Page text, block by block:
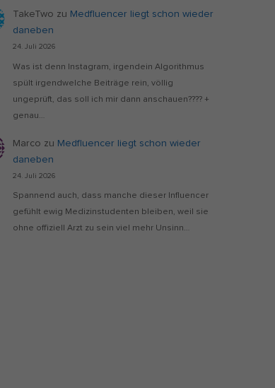
TakeTwo zu Medfluencer liegt schon wieder
daneben
24. Juli 2026
Was ist denn Instagram, irgendein Algorithmus
spült irgendwelche Beiträge rein, völlig
ungeprüft, das soll ich mir dann anschauen???? +
genau…
Marco zu Medfluencer liegt schon wieder
daneben
24. Juli 2026
Spannend auch, dass manche dieser Influencer
gefühlt ewig Medizinstudenten bleiben, weil sie
ohne offiziell Arzt zu sein viel mehr Unsinn…